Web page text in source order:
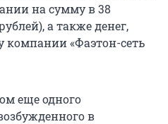
на сумму в 38
а также денег,
«Фаэтон-сеть
еще одного
в